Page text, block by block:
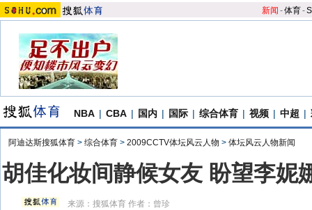
新闻 -体育-S
NBA | CBA | 国内 | 国际 | 综合体育 | 视频 | 中超 |
阿迪达斯搜狐体育 > 综合体育 > 2009CCTV体坛风云人物 > 体坛风云人物新闻
胡佳化妆间静候女友 盼望李妮
来源：搜狐体育 作者：曾珍